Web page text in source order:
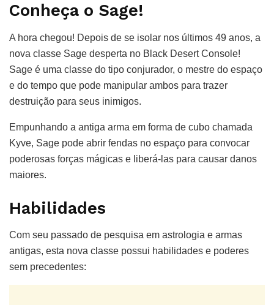
Conheça o Sage!
A hora chegou! Depois de se isolar nos últimos 49 anos, a
nova classe Sage desperta no Black Desert Console!
Sage é uma classe do tipo conjurador, o mestre do espaço
e do tempo que pode manipular ambos para trazer
destruição para seus inimigos.
Empunhando a antiga arma em forma de cubo chamada
Kyve, Sage pode abrir fendas no espaço para convocar
poderosas forças mágicas e liberá-las para causar danos
maiores.
Habilidades
Com seu passado de pesquisa em astrologia e armas
antigas, esta nova classe possui habilidades e poderes
sem precedentes: